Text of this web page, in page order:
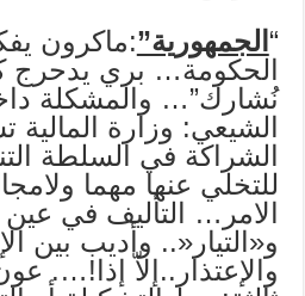
“ الجمهورية”:ماكرون
الحكومة… بري يدحرج
نُشارك”… والمشكلة
الشيعي: وزارة
الشراكة في السلطة
للتخلي عنها مهما
الامر… التأليف في عين
و«التيار«.. وأديب بين
والإعتذار..إلاّ إذا!….